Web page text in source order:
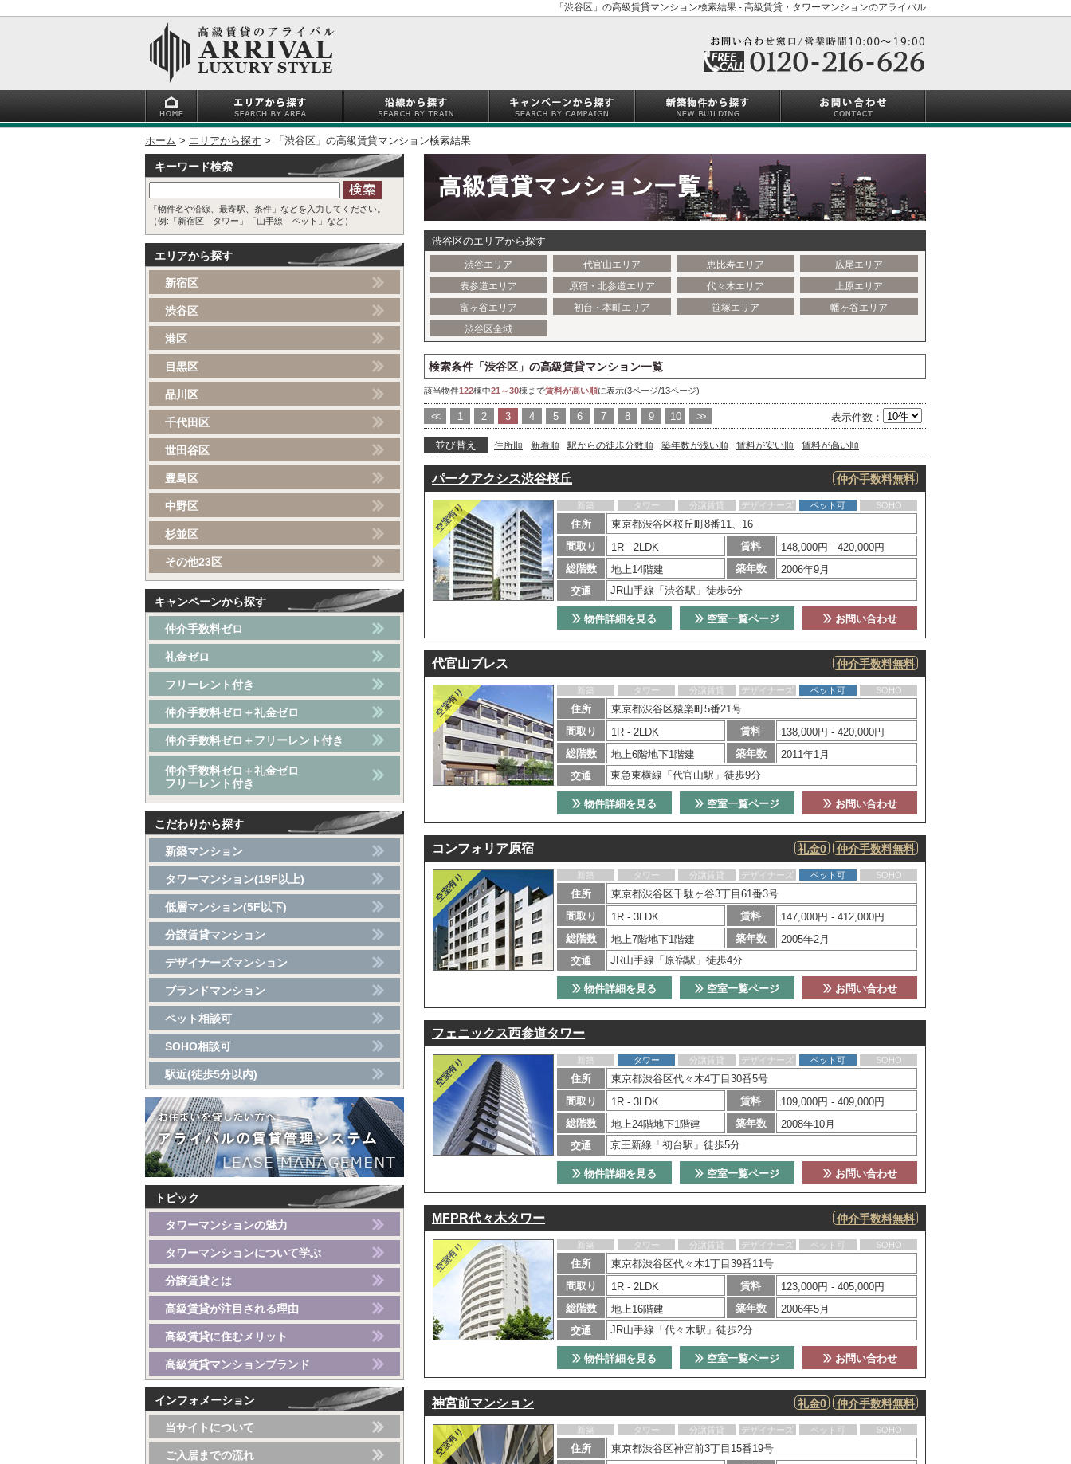
「渋谷区」の高級賃貸マンション検索結果 - 高級賃貸・タワーマンションのアライバル
ホーム エリアから探す 「渋谷区」の高級賃貸マンション検索結果
渋谷区のエリアから探す
渋谷エリア 代官山エリア 恵比寿エリア
広尾エリア
表参道エリア
原宿・北参道エリア 代々木エリア
上原エリア
富ヶ谷エリア
初台・本町エリア 笹塚エリア
幡ヶ谷エリア
渋谷区全域
検索条件「渋谷区」の高級賃貸マンション一覧
該当物件122棟中21～30棟まで賃料が高い順に表示(3ページ/13ページ)
<< 1 2 3 4 5 6 7 8 9 10 >> 表示件数：
並び替え 住所順 新着順 駅からの徒歩分数順 築年数が浅い順 賃料が安い順 賃料が高い順
パークアクシス渋谷桜丘 仲介手数料無料
新築 タワー 分譲賃貸 デザイナーズ ペット可 SOHO
住所
東京都渋谷区桜丘町8番11、16
間取り
1R - 2LDK 賃料
148,000円 - 420,000円
総階数
地上14階建 築年数
2006年9月
交通
JR山手線「渋谷駅」徒歩6分
お問い合わせ
空室一覧ページ
物件詳細を見る
代官山ブレス 仲介手数料無料
新築 タワー 分譲賃貸 デザイナーズ ペット可 SOHO
住所
東京都渋谷区猿楽町5番21号
間取り
1R - 2LDK 賃料
138,000円 - 420,000円
総階数
地上6階地下1階建 築年数
2011年1月
交通
東急東横線「代官山駅」徒歩9分
お問い合わせ
空室一覧ページ
物件詳細を見る
コンフォリア原宿 仲介手数料無料
礼金0
新築 タワー 分譲賃貸 デザイナーズ ペット可 SOHO
住所
東京都渋谷区千駄ヶ谷3丁目61番3号
間取り
1R - 3LDK 賃料
147,000円 - 412,000円
総階数
地上7階地下1階建 築年数
2005年2月
交通
JR山手線「原宿駅」徒歩4分
お問い合わせ
空室一覧ページ
物件詳細を見る
フェニックス西参道タワー
新築 タワー 分譲賃貸 デザイナーズ ペット可 SOHO
住所
東京都渋谷区代々木4丁目30番5号
間取り
1R - 3LDK 賃料
109,000円 - 409,000円
総階数
地上24階地下1階建 築年数
2008年10月
交通
京王新線「初台駅」徒歩5分
お問い合わせ
空室一覧ページ
物件詳細を見る
MFPR代々木タワー 仲介手数料無料
新築 タワー 分譲賃貸 デザイナーズ ペット可 SOHO
住所
東京都渋谷区代々木1丁目39番11号
間取り
1R - 2LDK 賃料
123,000円 - 405,000円
総階数
地上16階建 築年数
2006年5月
交通
JR山手線「代々木駅」徒歩2分
お問い合わせ
空室一覧ページ
物件詳細を見る
神宮前マンション 仲介手数料無料
礼金0
新築 タワー 分譲賃貸 デザイナーズ ペット可 SOHO
住所
東京都渋谷区神宮前3丁目15番19号
キーワード検索
「物件名や沿線、最寄駅、条件」などを入力してください。
（例:「新宿区 タワー」「山手線 ペット」など）
エリアから探す
新宿区
渋谷区
港区
目黒区
品川区
千代田区
世田谷区
豊島区
中野区
杉並区
その他23区
キャンペーンから探す
仲介手数料ゼロ
礼金ゼロ
フリーレント付き
仲介手数料ゼロ＋礼金ゼロ
仲介手数料ゼロ＋フリーレント付き
仲介手数料ゼロ＋礼金ゼロ
フリーレント付き
こだわりから探す
新築マンション
タワーマンション(19F以上)
低層マンション(5F以下)
分譲賃貸マンション
デザイナーズマンション
ブランドマンション
ペット相談可
SOHO相談可
駅近(徒歩5分以内)
トピック
タワーマンションの魅力
タワーマンションについて学ぶ
分譲賃貸とは
高級賃貸が注目される理由
高級賃貸に住むメリット
高級賃貸マンションブランド
インフォメーション
当サイトについて
ご入居までの流れ